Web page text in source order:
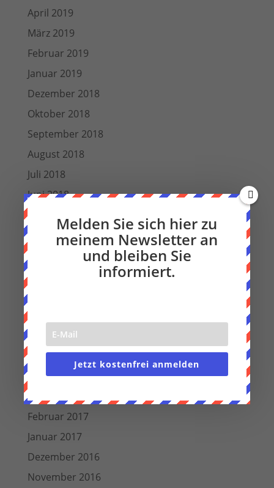
April 2019
März 2019
Februar 2019
Januar 2019
Dezember 2018
Oktober 2018
September 2018
August 2018
Juli 2018
Juni 2018
März 2018
Dezember 2017
November 2017
Oktober 2017
August 2017
Juli 2017
Juni 2017
Mai 2017
April 2017
März 2017
Februar 2017
Januar 2017
Dezember 2016
November 2016
Melden Sie sich hier zu
meinem Newsletter an
und bleiben Sie
informiert.
Jetzt kostenfrei anmelden